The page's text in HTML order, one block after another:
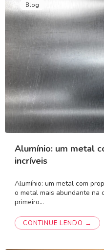
Blog
Alumínio: um metal
incríveis
Alumínio: um metal com
o metal mais abundante na
primeiro…
CONTINUE LENDO →